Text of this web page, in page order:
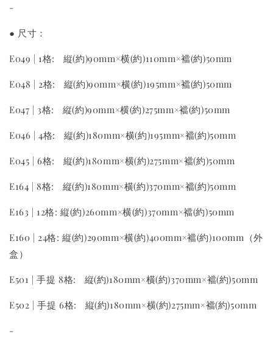
-
● 尺寸：
E049 | 1格: 縦(約)90mm×横(約)110mm×襠(約)50mm
E048 | 2格: 縦(約)90mm×横(約)195mm×襠(約)50mm
E047 | 3格: 縦(約)90mm×横(約)275mm×襠(約)50mm
E046 | 4格: 縦(約)180mm×横(約)195mm×襠(約)50mm
E045 | 6格: 縦(約)180mm×横(約)275mm×襠(約)50mm
E164 | 8格: 縦(約)180mm×横(約)370mm×襠(約)50mm
E163 | 12格: 縦(約)260mm×横(約)370mm×襠(約)50mm
E160 | 24格: 縦(約)290mm×横(約)400mm×襠(約)100mm（外
盒）
E501 | 手提 8格: 縦(約)180mm×横(約)370mm×襠(約)50mm
E502 | 手提 6格: 縦(約)180mm×横(約)275mm×襠(約)50mm
-